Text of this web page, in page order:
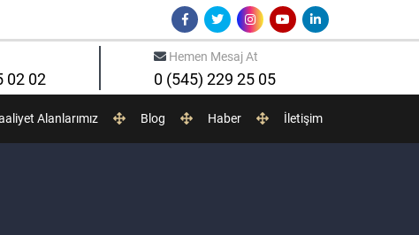
02 02
Hemen Mesaj At
0 (545) 229 25 05
Alanlarımız Blog Haber İletişim